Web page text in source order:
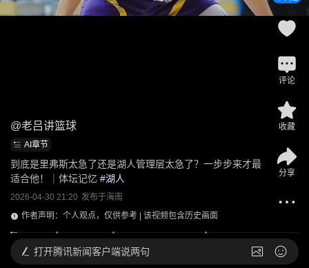
@老吕讲篮球
AI章节
到底是里弗斯太急了还是湖人管理层太急了？一步步来才最
适合他！｜体坛记忆 #湖人
2026-04-30 21:20 发布于海南
作者声明：个人观点，仅供参考 | 该视频包含历史画面
评论
收藏
分享
打开腾讯新闻客户端说两句